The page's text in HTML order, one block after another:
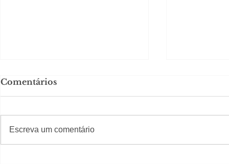
Comentários
Escreva um comentário
#Sugestões